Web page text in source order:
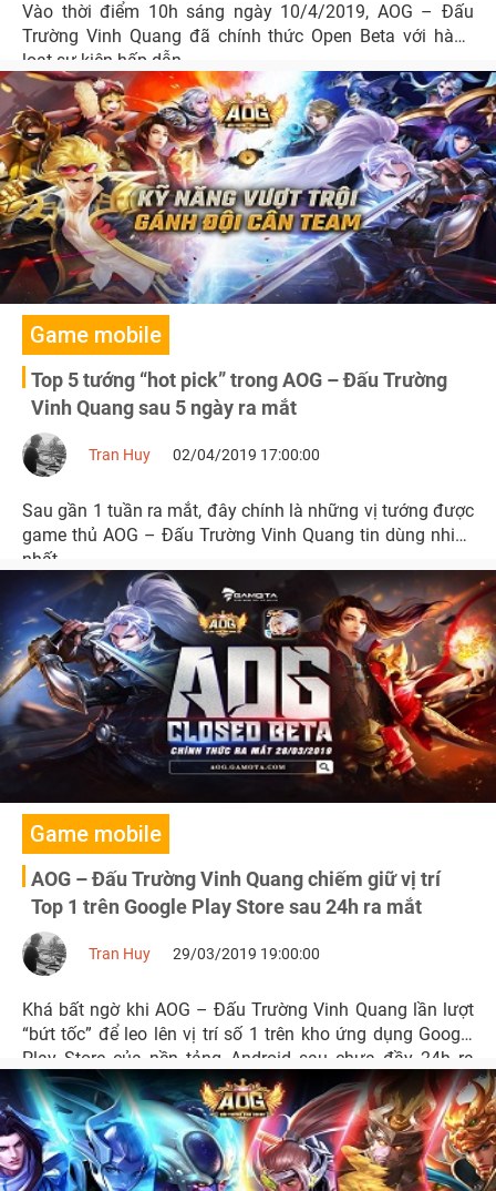
Vào thời điểm 10h sáng ngày 10/4/2019, AOG – Đấu
Trường Vinh Quang đã chính thức Open Beta với hàng
loạt sự kiện hấp dẫn.
Game mobile
Top 5 tướng “hot pick” trong AOG – Đấu Trường
Vinh Quang sau 5 ngày ra mắt
Tran Huy 02/04/2019 17:00:00
Sau gần 1 tuần ra mắt, đây chính là những vị tướng được
game thủ AOG – Đấu Trường Vinh Quang tin dùng nhiều
nhất.
Game mobile
AOG – Đấu Trường Vinh Quang chiếm giữ vị trí
Top 1 trên Google Play Store sau 24h ra mắt
Tran Huy 29/03/2019 19:00:00
Khá bất ngờ khi AOG – Đấu Trường Vinh Quang lần lượt
“bứt tốc” để leo lên vị trí số 1 trên kho ứng dụng Google
Play Store của nền tảng Android sau chưa đầy 24h ra
mắt.